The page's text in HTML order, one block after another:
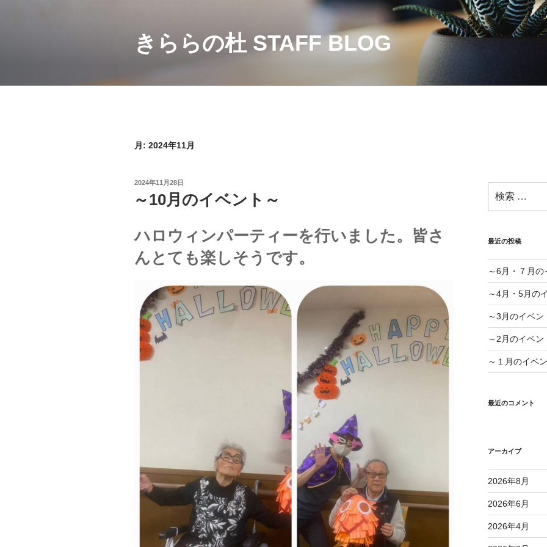
きららの杜 STAFF BLOG
月: 2024年11月
投
日:
2024年11月28日
～10月のイベント～
ハロウィンパーティーを行いました。皆さ
んとても楽しそうです。
索:
最近の投稿
～6月・７月の
～4月・5月の
～3月のイベン
～2月のイベン
～１月のイベ
最近のコメント
アーカイブ
2026年8月
2026年6月
2026年4月